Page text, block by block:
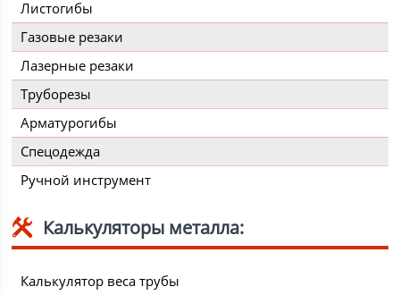
Листогибы
Газовые резаки
Лазерные резаки
Труборезы
Арматурогибы
Спецодежда
Ручной инструмент
Калькуляторы металла:
Калькулятор веса трубы